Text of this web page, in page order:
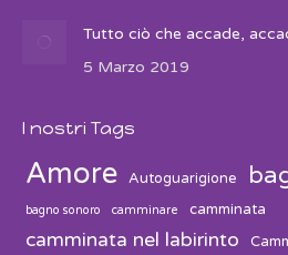
Tutto ciò che accade,
5 Marzo 2019
I nostri Tags
Amore Autoguarigione
bagno sonoro camminare camminata
camminata nel labirinto